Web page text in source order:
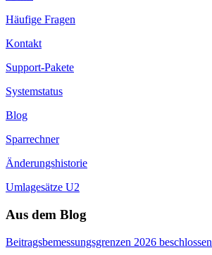
Häufige Fragen
Kontakt
Support-Pakete
Systemstatus
Blog
Sparrechner
Änderungshistorie
Umlagesätze U2
Aus dem Blog
Beitragsbemessungsgrenzen 2026 beschlossen